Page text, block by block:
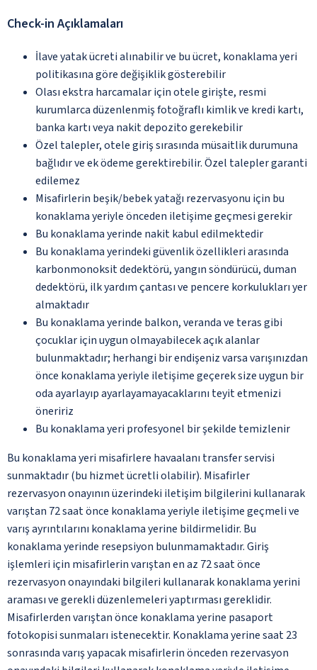
Check-in Açıklamaları
İlave yatak ücreti alınabilir ve bu ücret, konaklama yeri
politikasına göre değişiklik gösterebilir
Olası ekstra harcamalar için otele girişte, resmi
kurumlarca düzenlenmiş fotoğraflı kimlik ve kredi kartı,
banka kartı veya nakit depozito gerekebilir
Özel talepler, otele giriş sırasında müsaitlik durumuna
bağlıdır ve ek ödeme gerektirebilir. Özel talepler garanti
edilemez
Misafirlerin beşik/bebek yatağı rezervasyonu için bu
konaklama yeriyle önceden iletişime geçmesi gerekir
Bu konaklama yerinde nakit kabul edilmektedir
Bu konaklama yerindeki güvenlik özellikleri arasında
karbonmonoksit dedektörü, yangın söndürücü, duman
dedektörü, ilk yardım çantası ve pencere korkulukları yer
almaktadır
Bu konaklama yerinde balkon, veranda ve teras gibi
çocuklar için uygun olmayabilecek açık alanlar
bulunmaktadır; herhangi bir endişeniz varsa varışınızdan
önce konaklama yeriyle iletişime geçerek size uygun bir
oda ayarlayıp ayarlayamayacaklarını teyit etmenizi
öneririz
Bu konaklama yeri profesyonel bir şekilde temizlenir
Bu konaklama yeri misafirlere havaalanı transfer servisi
sunmaktadır (bu hizmet ücretli olabilir). Misafirler
rezervasyon onayının üzerindeki iletişim bilgilerini kullanarak
varıştan 72 saat önce konaklama yeriyle iletişime geçmeli ve
varış ayrıntılarını konaklama yerine bildirmelidir. Bu
konaklama yerinde resepsiyon bulunmamaktadır. Giriş
işlemleri için misafirlerin varıştan en az 72 saat önce
rezervasyon onayındaki bilgileri kullanarak konaklama yerini
araması ve gerekli düzenlemeleri yaptırması gereklidir.
Misafirlerden varıştan önce konaklama yerine pasaport
fotokopisi sunmaları istenecektir. Konaklama yerine saat 23
sonrasında varış yapacak misafirlerin önceden rezervasyon